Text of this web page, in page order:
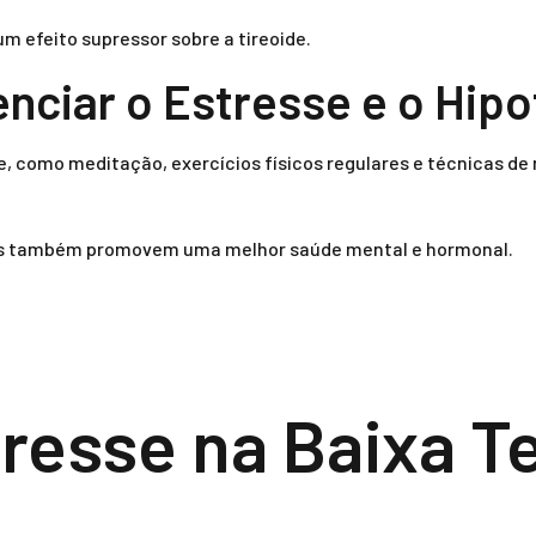
efeito supressor sobre a tireoide.
o Estresse e o
meditação, exercícios físicos regulares e técnicas de
promovem uma melhor saúde mental e hormonal.
na Baixa